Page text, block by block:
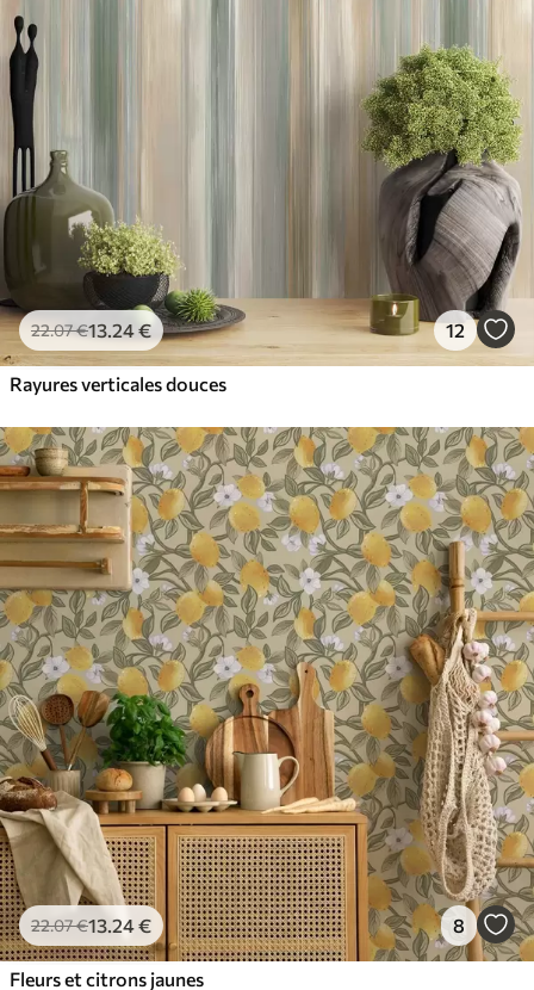
22.07€13.24€ 12
Rayures verticales douces
22.07€13.24€ 8
Fleurs et citrons jaunes